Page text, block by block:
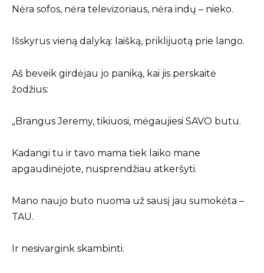
Nėra sofos, nėra televizoriaus, nėra indų – nieko.
Išskyrus vieną dalyką: laišką, priklijuotą prie lango.
Aš beveik girdėjau jo paniką, kai jis perskaitė
žodžius:
„Brangus Jeremy, tikiuosi, mėgaujiesi SAVO butu.
Kadangi tu ir tavo mama tiek laiko mane
apgaudinėjote, nusprendžiau atkeršyti.
Mano naujo buto nuoma už sausį jau sumokėta –
TAU.
Ir nesivargink skambinti.